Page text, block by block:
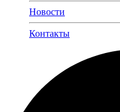
Новости
Контакты